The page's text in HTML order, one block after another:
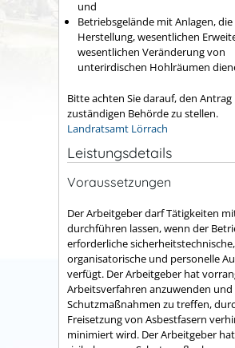
und
Betriebsgelände mit Anlagen,
Herstellung, wesentlichen
wesentlichen Veränderung von
unterirdischen Hohlräumen
Bitte achten Sie darauf, den Antrag
zuständigen Behörde zu stellen.
Landratsamt Lörrach
Leistungsdetails
Voraussetzungen
Der Arbeitgeber darf Tätigkeiten
durchführen lassen, wenn der
erforderliche sicherheitstechnische,
organisatorische und personelle
verfügt. Der Arbeitgeber hat
Arbeitsverfahren anzuwenden und
Schutzmaßnahmen zu treffen,
Freisetzung von Asbestfasern
minimiert wird. Der Arbeitgeber hat